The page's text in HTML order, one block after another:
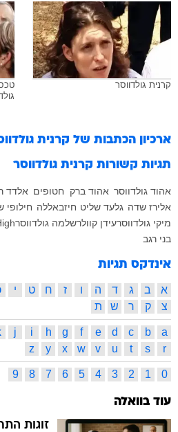
קרנית גולדווסר
ארכיון הכתבות של קרנית
תגיות קשורות קרנית גולדווסר
אהוד גולדווסר אהוד ברק חטופים אלדד
אלירז שדה גלעד שליט חיזבאללה חילופי
מיקי גולדווסרעידן קוולרשלמה גולדווסר
בני רגב
אינדקס תגיות
א ב ג ד ה ו ז ח ט י
צ
ק ר ש ת
a
b
c
d
e
f
g
h
i
j
r
s
t
u
v
w
x
y
z
0
1
2
3
4
5
6
7
8
9
עוד בוואלה
זוגות